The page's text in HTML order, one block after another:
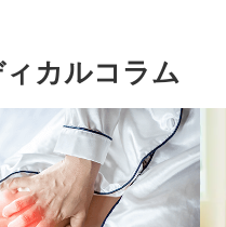
カルコラム